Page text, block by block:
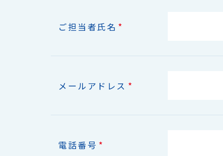
ご担当者氏名 *
メールアドレス *
電話番号 *